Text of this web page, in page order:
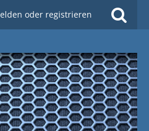
oder registrieren